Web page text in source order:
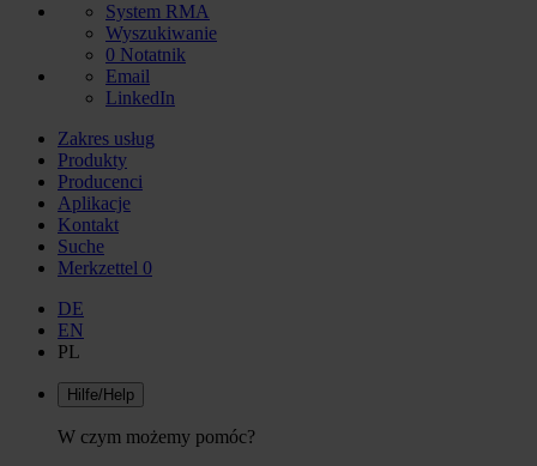
System RMA
Wyszukiwanie
0 Notatnik
Email
LinkedIn
Zakres usług
Produkty
Producenci
Aplikacje
Kontakt
Suche
Merkzettel 0
DE
EN
PL
Hilfe/Help
W czym możemy pomóc?